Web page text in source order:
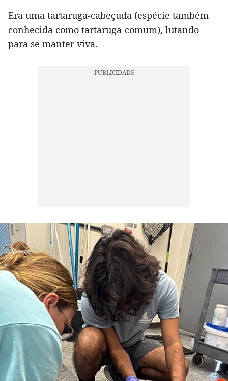
Era uma tartaruga-cabeçuda (espécie também
conhecida como tartaruga-comum), lutando
para se manter viva.